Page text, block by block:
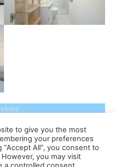
to give you the most
your preferences
All”, you consent to
you may visit